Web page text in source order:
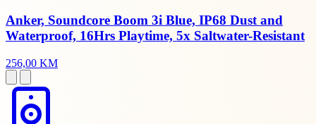
Anker, Soundcore Boom 3i Blue, IP68 Dust and
Waterproof, 16Hrs Playtime, 5x Saltwater-Resistant
256,00 KM